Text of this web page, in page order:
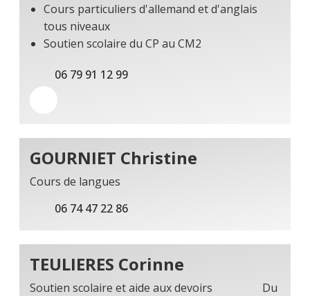
Cours particuliers d'allemand et d'anglais
tous niveaux
Soutien scolaire du CP au CM2
06 79 91 12 99
GOURNIET Christine
Cours de langues
06 74 47 22 86
TEULIERES Corinne
Soutien scolaire et aide aux devoirs Du